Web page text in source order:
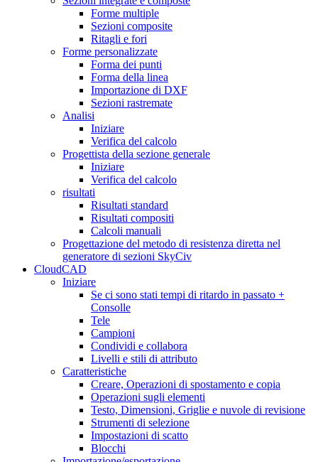
Forme multiple
Sezioni composite
Ritagli e fori
Forme personalizzate
Forma dei punti
Forma della linea
Importazione di DXF
Sezioni rastremate
Analisi
Iniziare
Verifica del calcolo
Progettista della sezione generale
Iniziare
Verifica del calcolo
risultati
Risultati standard
Risultati compositi
Calcoli manuali
Progettazione del metodo di resistenza diretta nel
generatore di sezioni SkyCiv
CloudCAD
Iniziare
Se ci sono stati tempi di ritardo in passato +
Consolle
Tele
Campioni
Condividi e collabora
Livelli e stili di attributo
Caratteristiche
Creare, Operazioni di spostamento e copia
Operazioni sugli elementi
Testo, Dimensioni, Griglie e nuvole di revisione
Strumenti di selezione
Impostazioni di scatto
Blocchi